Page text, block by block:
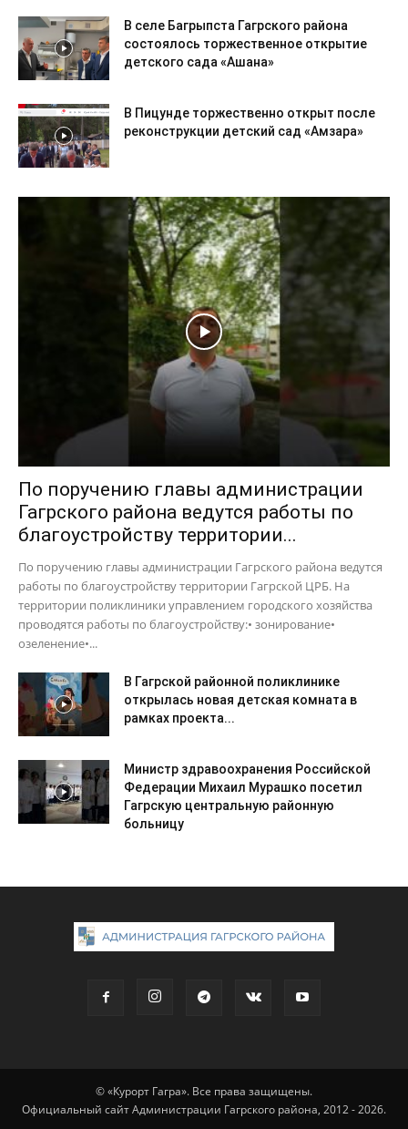
В селе Багрыпста Гагрского района
состоялось торжественное открытие
детского сада «Ашана»
В Пицунде торжественно открыт после
реконструкции детский сад «Амзара»
По поручению главы администрации
Гагрского района ведутся работы по
благоустройству территории...
По поручению главы администрации Гагрского района ведутся
работы по благоустройству территории Гагрской ЦРБ. На
территории поликлиники управлением городского хозяйства
проводятся работы по благоустройству:• зонирование•
озеленение•...
В Гагрской районной поликлинике
открылась новая детская комната в
рамках проекта...
Министр здравоохранения Российской
Федерации Михаил Мурашко посетил
Гагрскую центральную районную
больницу
© «Курорт Гагра». Все права защищены.
Официальный сайт Администрации Гагрского района, 2012 - 2026.